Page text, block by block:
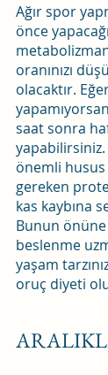
Ağır spor
önce
oranınızı
olacaktır.
saat sonra
önemli husus
gereken
kas kaybına
Bunun
beslenme
yaşam
oruç diyeti